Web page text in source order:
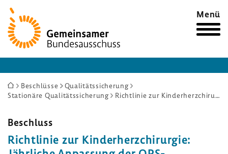
Zur
Startseite
Menü
Sie
sind
Beschlüsse
Qualitätssicherung
Stationäre Qualitätssicherung
Richtlinie zur Kinderherzchirurgie: Jährliche Anpassung der OPS-Klassifikation 2013
Beschluss
Richt­linie zur Kinder­herz­chir­urgie: